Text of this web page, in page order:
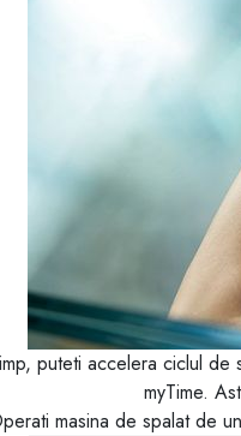
puteti accelera ciclul
myTime.
masina de spalat de